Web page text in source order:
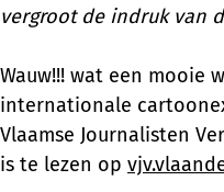
vergroot de indruk van
Wauw!!! wat een mooie
internationale
Vlaamse Journalisten
is te lezen op